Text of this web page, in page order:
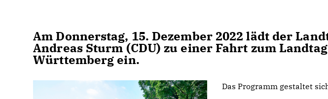
Am Donnerstag, 15. Dezember 2022 lädt der
Andreas Sturm (CDU) zu einer Fahrt zum
Württemberg ein.
Das Programm gestaltet